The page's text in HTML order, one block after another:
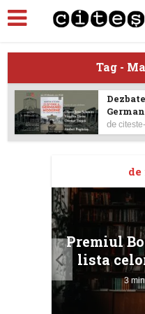
Tag -
de
Premiul
lista
3